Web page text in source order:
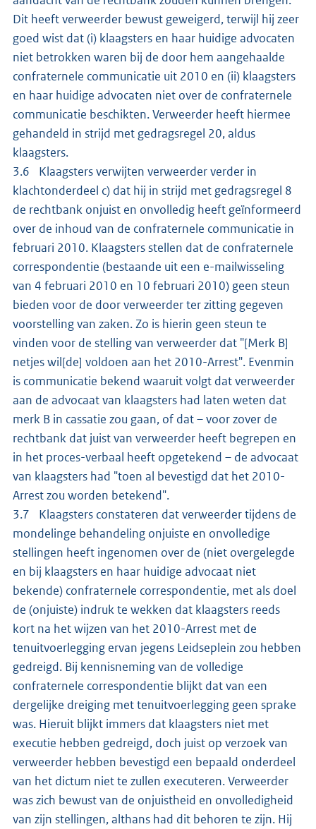
Dit heeft verweerder bewust geweigerd, terwijl hij zeer
goed wist dat (i) klaagsters en haar huidige advocaten
niet betrokken waren bij de door hem aangehaalde
confraternele communicatie uit 2010 en (ii) klaagsters
en haar huidige advocaten niet over de confraternele
communicatie beschikten. Verweerder heeft hiermee
gehandeld in strijd met gedragsregel 20, aldus
klaagsters.
3.6 Klaagsters verwijten verweerder verder in
klachtonderdeel c) dat hij in strijd met gedragsregel 8
de rechtbank onjuist en onvolledig heeft geïnformeerd
over de inhoud van de confraternele communicatie in
februari 2010. Klaagsters stellen dat de confraternele
correspondentie (bestaande uit een e-mailwisseling
van 4 februari 2010 en 10 februari 2010) geen steun
bieden voor de door verweerder ter zitting gegeven
voorstelling van zaken. Zo is hierin geen steun te
vinden voor de stelling van verweerder dat "[Merk B]
netjes wil[de] voldoen aan het 2010-Arrest". Evenmin
is communicatie bekend waaruit volgt dat verweerder
aan de advocaat van klaagsters had laten weten dat
merk B in cassatie zou gaan, of dat – voor zover de
rechtbank dat juist van verweerder heeft begrepen en
in het proces-verbaal heeft opgetekend – de advocaat
van klaagsters had "toen al bevestigd dat het 2010-
Arrest zou worden betekend".
3.7 Klaagsters constateren dat verweerder tijdens de
mondelinge behandeling onjuiste en onvolledige
stellingen heeft ingenomen over de (niet overgelegde
en bij klaagsters en haar huidige advocaat niet
bekende) confraternele correspondentie, met als doel
de (onjuiste) indruk te wekken dat klaagsters reeds
kort na het wijzen van het 2010-Arrest met de
tenuitvoerlegging ervan jegens Leidseplein zou hebben
gedreigd. Bij kennisneming van de volledige
confraternele correspondentie blijkt dat van een
dergelijke dreiging met tenuitvoerlegging geen sprake
was. Hieruit blijkt immers dat klaagsters niet met
executie hebben gedreigd, doch juist op verzoek van
verweerder hebben bevestigd een bepaald onderdeel
van het dictum niet te zullen executeren. Verweerder
was zich bewust van de onjuistheid en onvolledigheid
van zijn stellingen, althans had dit behoren te zijn. Hij